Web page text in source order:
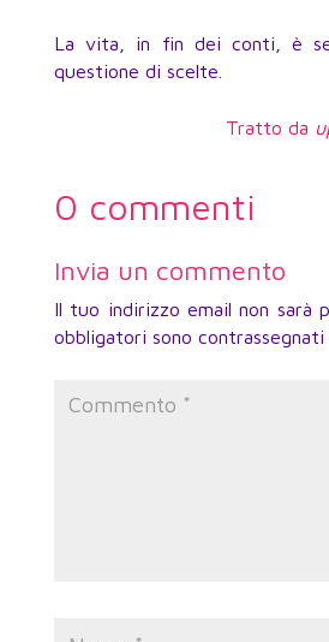
La vita, in fin dei conti, è
questione di scelte.
Tratto da
0 commenti
Invia un commento
Il tuo indirizzo email non sarà
obbligatori sono contrassegnati